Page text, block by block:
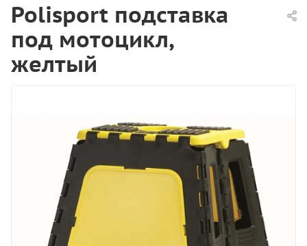
Polisport подставка
под мотоцикл,
желтый